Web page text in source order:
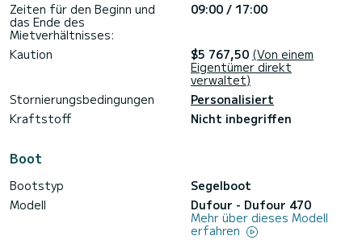
Zeiten für den Beginn und
das Ende des
Mietverhältnisses:
09:00 / 17:00
Kaution $5 767,50 (Von einem
Eigentümer direkt
verwaltet)
Stornierungsbedingungen
Personalisiert
Kraftstoff
Nicht inbegriffen
Boot
Bootstyp
Segelboot
Modell
Dufour - Dufour 470
Mehr über dieses Modell
erfahren